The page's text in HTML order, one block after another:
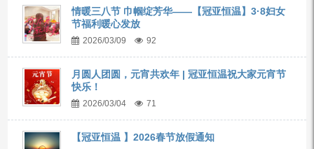
情暖三八节 巾帼绽芳华——【冠亚恒温】3·8妇女
节福利暖心发放
2026/03/09 92
月圆人团圆，元宵共欢年 | 冠亚恒温祝大家元宵节
快乐！
2026/03/04 71
【冠亚恒温 】2026春节放假通知